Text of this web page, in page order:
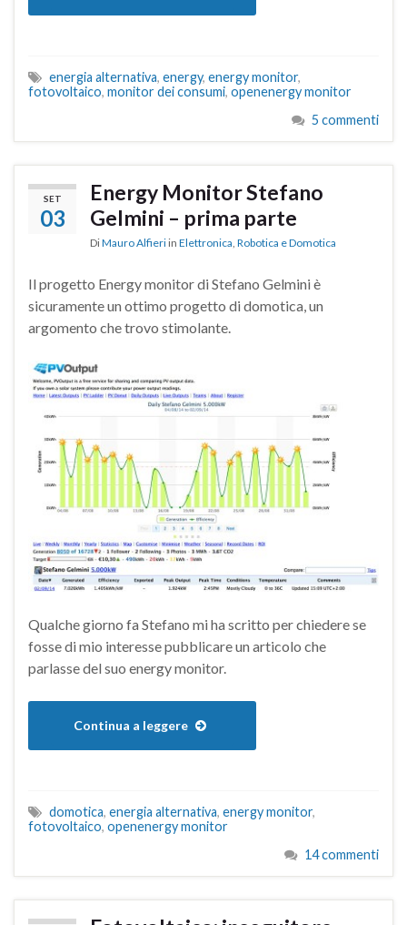
energia alternativa, energy, energy monitor,
fotovoltaico, monitor dei consumi, openenergy monitor
5 commenti
SET
03
Energy Monitor Stefano
Gelmini – prima parte
DiMauro Alfieri in Elettronica, Robotica e Domotica
Il progetto Energy monitor di Stefano Gelmini è
sicuramente un ottimo progetto di domotica, un
argomento che trovo stimolante.
Qualche giorno fa Stefano mi ha scritto per chiedere se
fosse di mio interesse pubblicare un articolo che
parlasse del suo energy monitor.
Continua a leggere
domotica, energia alternativa, energy monitor,
fotovoltaico, openenergy monitor
14 commenti